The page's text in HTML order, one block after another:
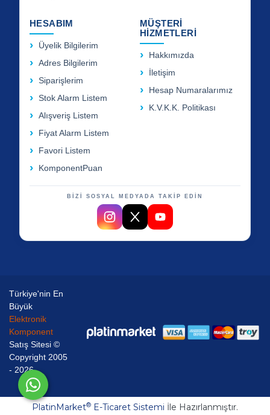
HESABIM
Üyelik Bilgilerim
Adres Bilgilerim
Siparişlerim
Stok Alarm Listem
Alışveriş Listem
Fiyat Alarm Listem
Favori Listem
KomponentPuan
MÜŞTERİ
HİZMETLERİ
Hakkımızda
İletişim
Hesap Numaralarımız
K.V.K.K. Politikası
BİZİ SOSYAL MEDYADA TAKİP EDİN
Türkiye'nin En
Büyük
Elektronik
Komponent
Satış Sitesi ©
Copyright 2005
- 2026
PlatinMarket® E-Ticaret Sistemi İle Hazırlanmıştır.